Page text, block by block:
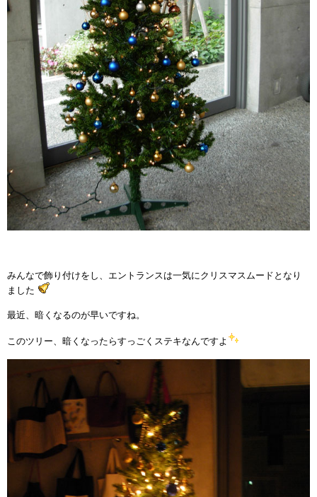
みんなで飾り付けをし、エントランスは一気にクリスマスムードとなり
ました
最近、暗くなるのが早いですね。
このツリー、暗くなったらすっごくステキなんですよ